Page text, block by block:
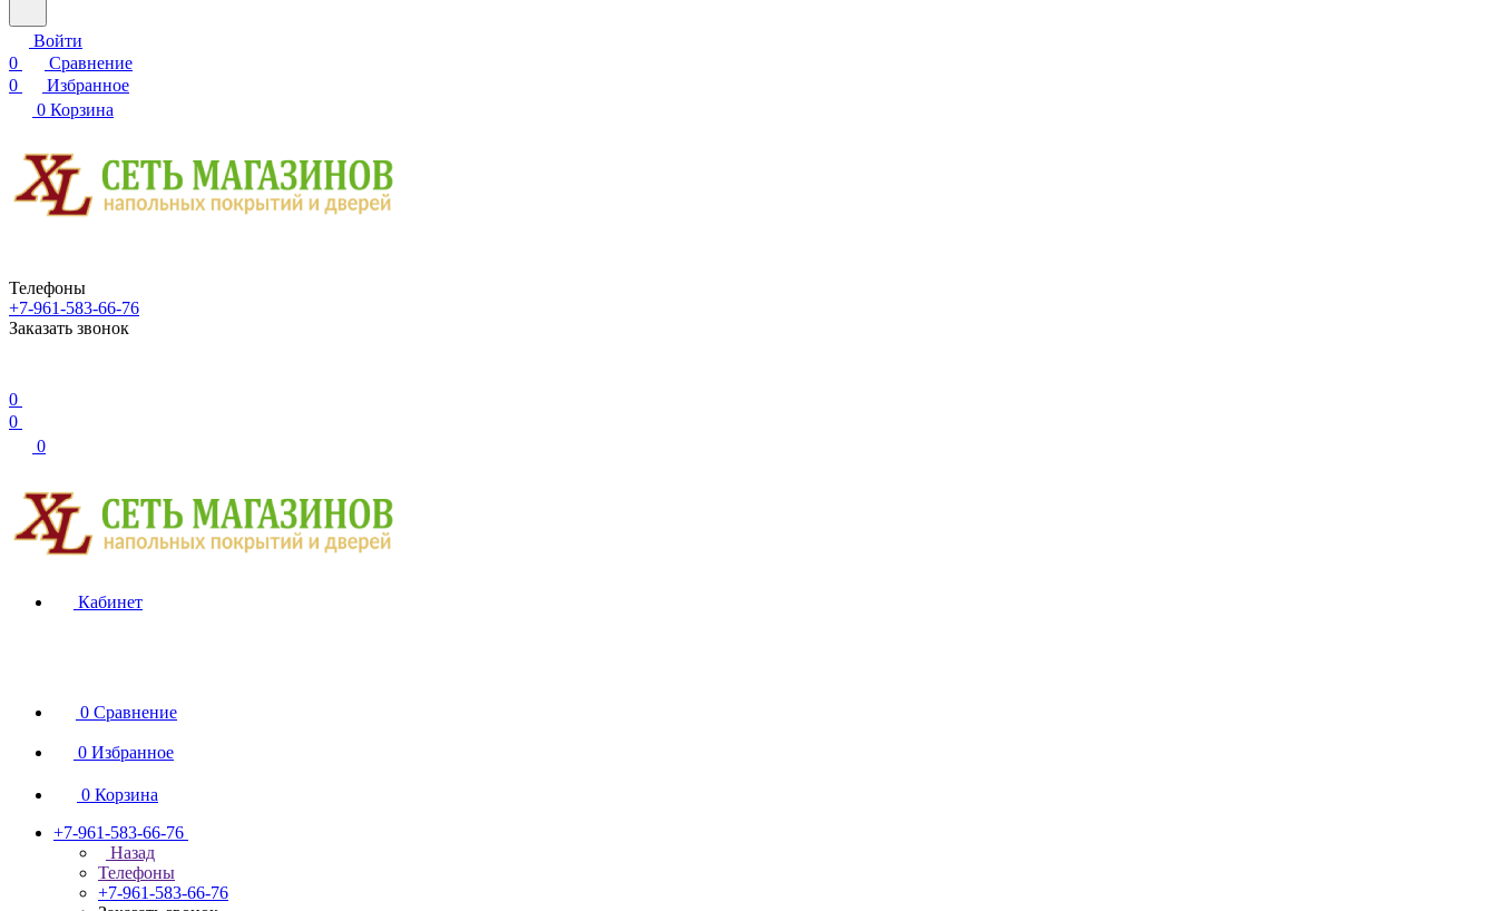
Войти
0
Сравнение
0
Избранное
0 Корзина
Телефоны
+7-961-583-66-76
Заказать звонок
0
0
0
Кабинет
0 Сравнение
0 Избранное
0 Корзина
+7-961-583-66-76
Назад
Телефоны
+7-961-583-66-76